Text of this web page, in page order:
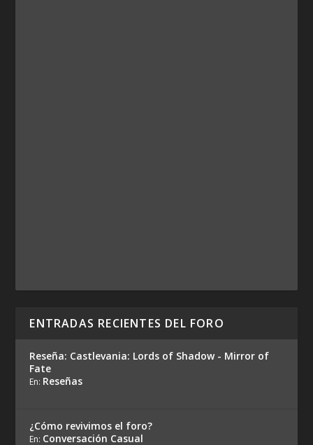
ENTRADAS RECIENTES DEL FORO
Reseña: Castlevania: Lords of Shadow - Mirror of
Fate
En: Reseñas
¿Cómo revivimos el foro?
En: Conversación Casual